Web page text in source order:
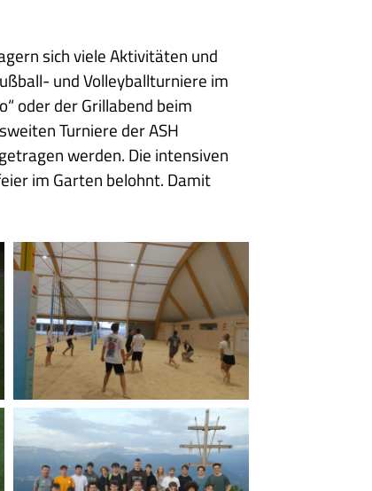
sich viele Aktivitäten und
und Volleyballturniere im
oder der Grillabend beim
Turniere der ASH
werden. Die intensiven
im Garten belohnt. Damit
Beachvolley
Sonnenaufgang
Beimsteinknott